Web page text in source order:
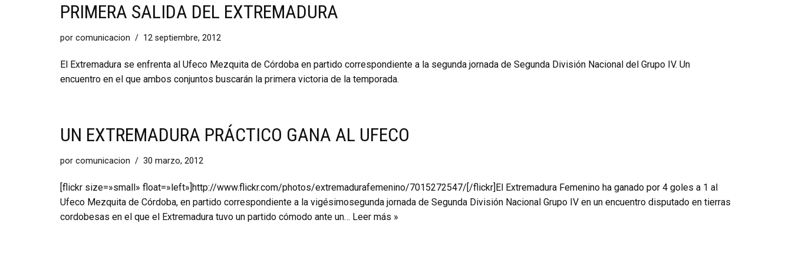
PRIMERA SALIDA DEL EXTREMADURA
por comunicacion 12 septiembre, 2012
El Extremadura se enfrenta al Ufeco Mezquita de Córdoba en partido correspondiente a la segunda jornada de Segunda División Nacional del Grupo IV. Un
encuentro en el que ambos conjuntos buscarán la primera victoria de la temporada.
UN EXTREMADURA PRÁCTICO GANA AL UFECO
por comunicacion 30 marzo, 2012
[flickr size=»small» float=»left»]http://www.flickr.com/photos/extremadurafemenino/7015272547/[/flickr]El Extremadura Femenino ha ganado por 4 goles a 1 al
Ufeco Mezquita de Córdoba, en partido correspondiente a la vigésimosegunda jornada de Segunda División Nacional Grupo IV en un encuentro disputado en tierras
cordobesas en el que el Extremadura tuvo un partido cómodo ante un… Leer más »